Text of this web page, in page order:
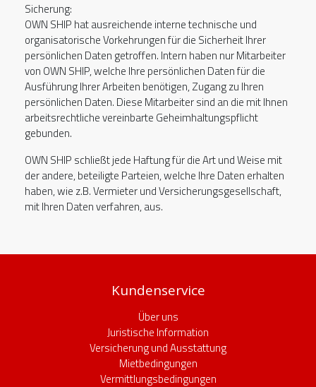
Sicherung:
OWN SHIP hat ausreichende interne technische und
organisatorische Vorkehrungen für die Sicherheit Ihrer
persönlichen Daten getroffen. Intern haben nur Mitarbeiter
von OWN SHIP, welche Ihre persönlichen Daten für die
Ausführung Ihrer Arbeiten benötigen, Zugang zu Ihren
persönlichen Daten. Diese Mitarbeiter sind an die mit Ihnen
arbeitsrechtliche vereinbarte Geheimhaltungspflicht
gebunden.
OWN SHIP schließt jede Haftung für die Art und Weise mit
der andere, beteiligte Parteien, welche Ihre Daten erhalten
haben, wie z.B. Vermieter und Versicherungsgesellschaft,
mit Ihren Daten verfahren, aus.
Kundenservice
Über uns
Juristische Information
Versicherung und Ausstattung
Mietbedingungen
Vermittlungsbedingungen